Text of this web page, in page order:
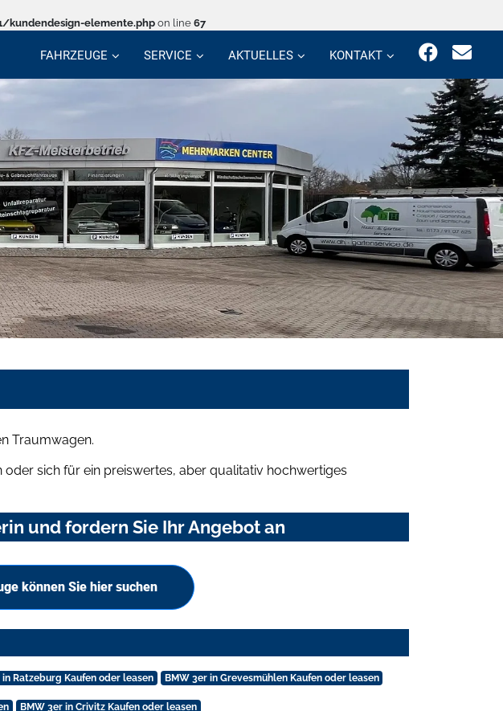
elemente.php on line 67
FAHRZEUGE SERVICE AKTUELLES KONTAKT
Traumwagen.
sich für ein preiswertes, aber qualitativ hochwertiges
und fordern Sie Ihr Angebot an
können Sie hier suchen
in Ratzeburg Kaufen oder leasen BMW 3er in Grevesmühlen Kaufen oder leasen
BMW 3er in Crivitz Kaufen oder leasen